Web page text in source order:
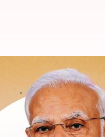
సభలో మోదీ
01:43 pm